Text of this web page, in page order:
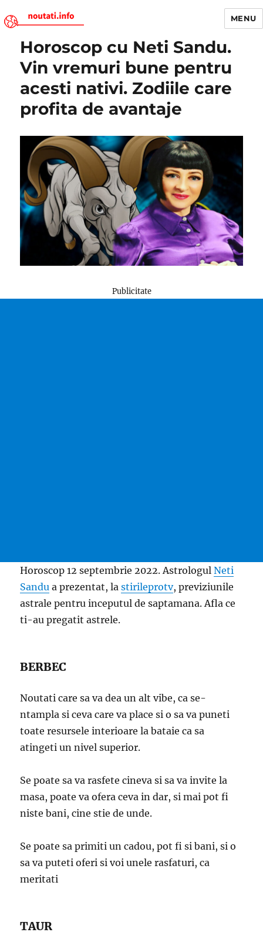
Noutati.Info
MENU
Horoscop cu Neti Sandu.
Vin vremuri bune pentru
acesti nativi. Zodiile care
profita de avantaje
Publicitate
Horoscop 12 septembrie 2022. AstrologulNeti
Sandu a prezentat, lastirileprotv, previziunile
astrale pentru inceputul de saptamana. Afla ce
ti-au pregatit astrele.
BERBEC
Noutati care sa va dea un alt vibe, ca se-
ntampla si ceva care va place si o sa va puneti
toate resursele interioare la bataie ca sa
atingeti un nivel superior.
Se poate sa va rasfete cineva si sa va invite la
masa, poate va ofera ceva in dar, si mai pot fi
niste bani, cine stie de unde.
Se poate sa primiti un cadou, pot fi si bani, si o
sa va puteti oferi si voi unele rasfaturi, ca
meritati
TAUR